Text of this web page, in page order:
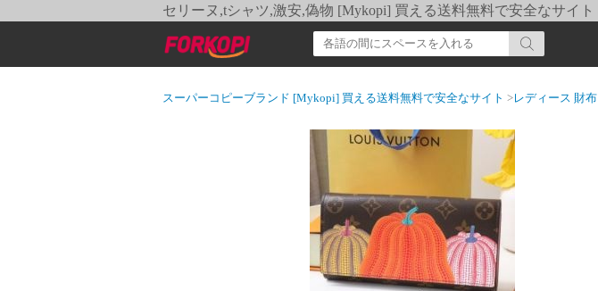
セリーヌ,tシャツ,激安,偽物 [Mykopi] 買える送料無料で安全なサイト
スーパーコピーブランド [Mykopi] 買える送料無料で安全なサイト >レディース 財布